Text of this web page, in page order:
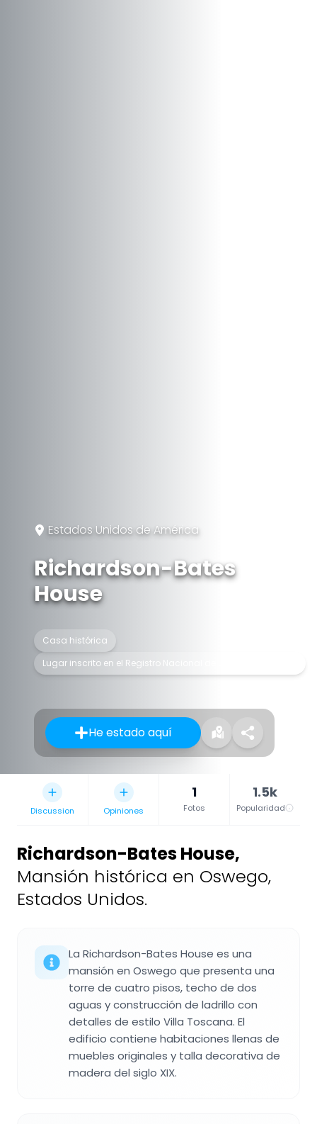
Estados Unidos de América
Richardson-Bates
House
Casa histórica
Lugar inscrito en el Registro Nacional de Lugares Históricos
He estado aquí
Discussion Opiniones
1
Fotos
1.5k
Popularidad
Richardson-Bates House,
Mansión histórica en Oswego,
Estados Unidos.
La Richardson-Bates House es una
mansión en Oswego que presenta una
torre de cuatro pisos, techo de dos
aguas y construcción de ladrillo con
detalles de estilo Villa Toscana. El
edificio contiene habitaciones llenas de
muebles originales y talla decorativa de
madera del siglo XIX.